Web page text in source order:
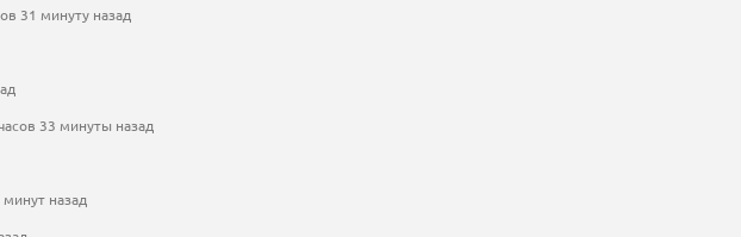
31 минуту назад
33 минуты назад
назад